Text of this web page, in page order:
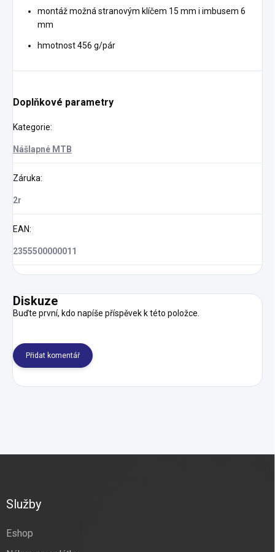
montáž možná stranovým klíčem 15 mm i imbusem 6
mm
hmotnost 456 g/pár
Doplňkové parametry
Kategorie:
Nášlapné MTB
Záruka:
2r
EAN:
2355500000011
Diskuze
Buďte první, kdo napíše příspěvek k této položce.
Přidat komentář
Služby
Eshop